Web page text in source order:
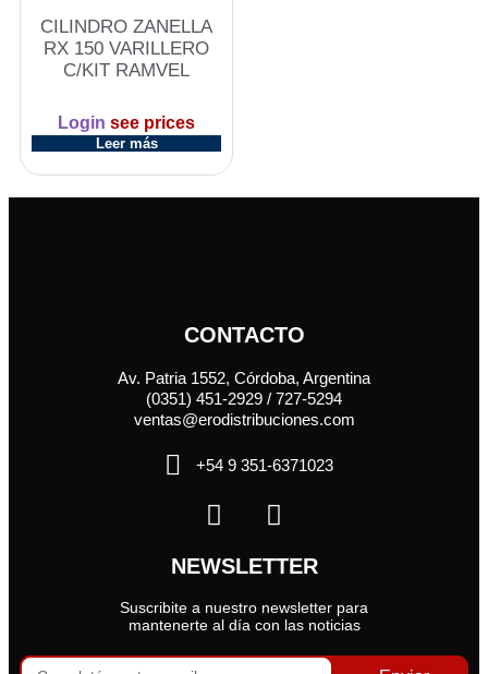
CILINDRO ZANELLA
RX 150 VARILLERO
C/KIT RAMVEL
Login see prices
Leer más
CONTACTO
Av. Patria 1552, Córdoba, Argentina
(0351) 451-2929 / 727-5294
ventas@erodistribuciones.com
+54 9 351-6371023
NEWSLETTER
Suscribite a nuestro newsletter para
mantenerte al día con las noticias